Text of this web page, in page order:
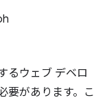
るウェブ デベロ
要があります。こ